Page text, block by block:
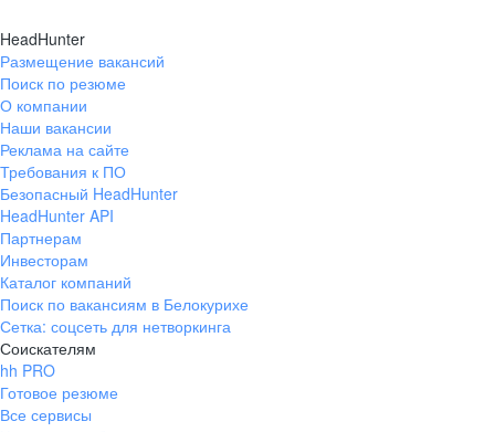
HeadHunter
Размещение вакансий
Поиск по резюме
О компании
Наши вакансии
Реклама на сайте
Требования к ПО
Безопасный HeadHunter
HeadHunter API
Партнерам
Инвесторам
Каталог компаний
Поиск по вакансиям в Белокурихе
Сетка: соцсеть для нетворкинга
Соискателям
hh PRO
Готовое резюме
Все сервисы